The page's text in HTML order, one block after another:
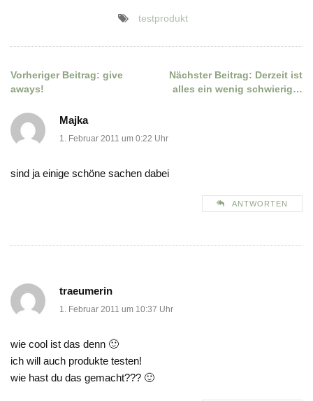
testprodukt
Beitragsnavigation
Vorheriger Beitrag: give
aways!
Nächster Beitrag: Derzeit ist
alles ein wenig schwierig…
Majka
1. Februar 2011 um 0:22 Uhr
sind ja einige schöne sachen dabei
ANTWORTEN
traeumerin
1. Februar 2011 um 10:37 Uhr
wie cool ist das denn 🙂
ich will auch produkte testen!
wie hast du das gemacht??? 🙂